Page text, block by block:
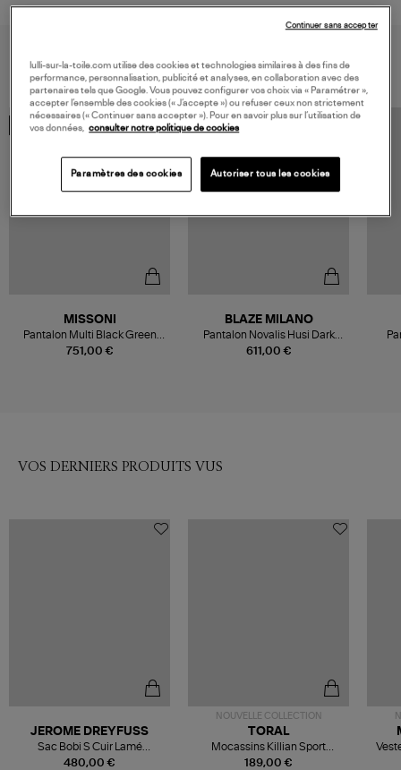
MADE IN EUROPE
751,00 €
MISSONI
Pantalon Multi Black Green
Orange
MADE IN EUROPE
611,00 €
BLAZE MILANO
Pantalon Novalis Husi Dark
Navy
VOS DERNIERS PRODUITS VUS
480,00 €
JEROME DREYFUSS
Sac Bobi S Cuir Lamé
Champagne
NOUVELLE COLLECTION
189,00 €
TORAL
Mocassins Killian Sport
Mousse
lulli-sur-la-toile.com utilise des cookies et technologies similaires à des fins de
performance, personnalisation, publicité et analyses, en collaboration avec des
partenaires tels que Google. Vous pouvez configurer vos choix via « Paramétrer »,
accepter l’ensemble des cookies (« J’accepte ») ou refuser ceux non strictement
nécessaires (« Continuer sans accepter »). Pour en savoir plus sur l’utilisation de
vos données, consulter notre politique de cookies
Paramètres des cookies Autoriser tous les cookies
Continuer sans accepter